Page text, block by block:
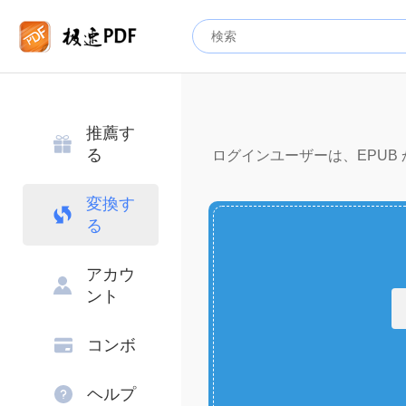
推薦す
る
変換す
る
アカウ
ント
コンボ
ヘルプ
ログインユーザーは、EPUB